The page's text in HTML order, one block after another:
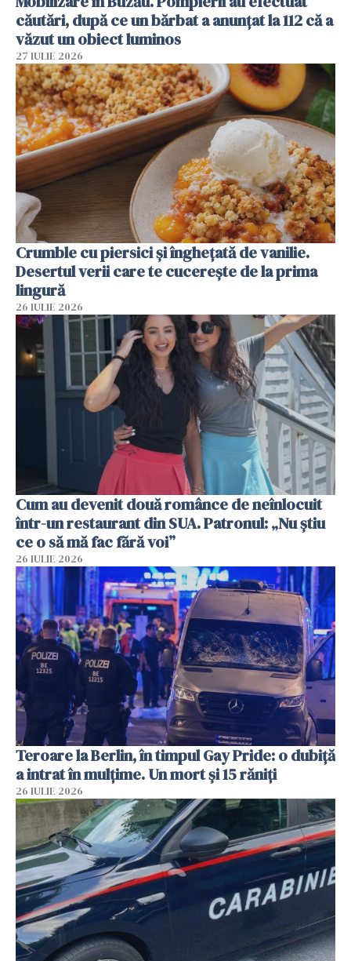
căutări, după ce un bărbat a anunțat la 112 că a
văzut un obiect luminos
27 IULIE 2026
Crumble cu piersici și înghețată de vanilie.
Desertul verii care te cucerește de la prima
lingură
26 IULIE 2026
Cum au devenit două românce de neînlocuit
într-un restaurant din SUA. Patronul: „Nu știu
ce o să mă fac fără voi”
26 IULIE 2026
Teroare la Berlin, în timpul Gay Pride: o dubiță
a intrat în mulțime. Un mort și 15 răniți
26 IULIE 2026